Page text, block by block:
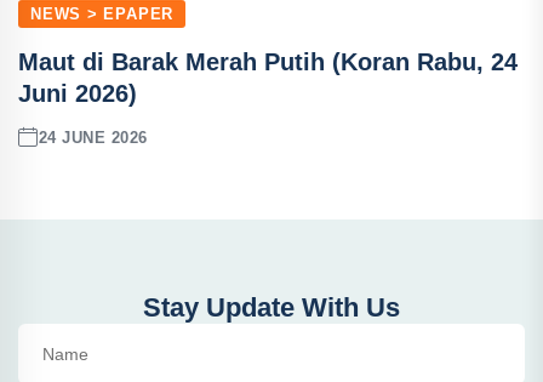
NEWS > EPAPER
Maut di Barak Merah Putih (Koran Rabu, 24
Juni 2026)
24 JUNE 2026
Stay Update With Us